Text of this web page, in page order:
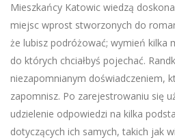
Mieszkańcy Katowic wiedzą
miejsc wprost stworzonych do
że lubisz podróżować; wymień kilka
do których chciałbyś pojechać.
niezapomnianym doświadczeniem,
zapomnisz. Po zarejestrowaniu się
udzielenie odpowiedzi na kilka
dotyczących ich samych, takich jak